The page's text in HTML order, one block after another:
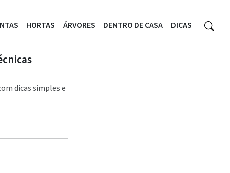
HORTAS ÁRVORES DENTRO DE CASA DICAS
dicas simples e